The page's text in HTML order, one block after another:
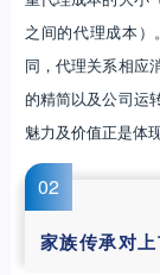
之间的代理成本
同，代理关系相应
的精简以及公司运
魅力及价值正是体
02
家族传承对